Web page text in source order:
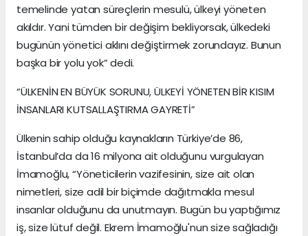
temelinde yatan süreçlerin mesulü, ülkeyi yöneten
akıldır. Yani tümden bir değişim bekliyorsak, ülkedeki
bugünün yönetici aklını değiştirmek zorundayız. Bunun
başka bir yolu yok” dedi.
“ÜLKENİN EN BÜYÜK SORUNU, ÜLKEYİ YÖNETEN BİR KISIM
İNSANLARI KUTSALLAŞTIRMA GAYRETİ”
Ülkenin sahip olduğu kaynakların Türkiye’de 86,
İstanbul’da da 16 milyona ait olduğunu vurgulayan
İmamoğlu, “Yöneticilerin vazifesinin, size ait olan
nimetleri, size adil bir biçimde dağıtmakla mesul
insanlar olduğunu da unutmayın. Bugün bu yaptığımız
iş, size lütuf değil. Ekrem İmamoğlu'nun size sağladığı